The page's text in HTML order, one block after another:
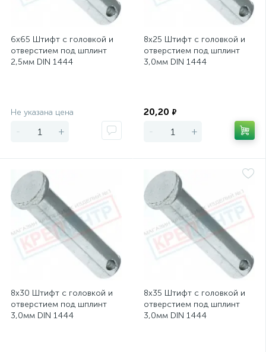
6х65 Штифт с головкой и
отверстием под шплинт
2,5мм DIN 1444
Не указана цена
- +
8х25 Штифт с головкой и
отверстием под шплинт
3,0мм DIN 1444
20,20 ₽
- +
8х30 Штифт с головкой и
отверстием под шплинт
3,0мм DIN 1444
8х35 Штифт с головкой и
отверстием под шплинт
3,0мм DIN 1444